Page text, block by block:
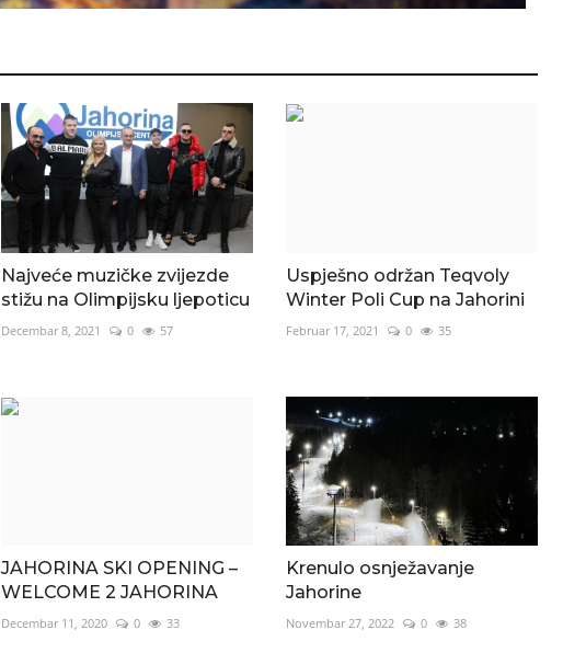
Najveće muzičke zvijezde
stižu na Olimpijsku ljepoticu
Decembar 8, 2021 0 57
Uspješno održan Teqvoly
Winter Poli Cup na Jahorini
Februar 17, 2021 0 35
JAHORINA SKI OPENING –
WELCOME 2 JAHORINA
Decembar 11, 2020 0 33
Krenulo osnježavanje
Jahorine
Novembar 27, 2022 0 38